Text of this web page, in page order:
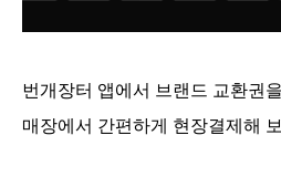
번개장터 앱에서 브랜드 교환권
매장에서 간편하게 현장결제해